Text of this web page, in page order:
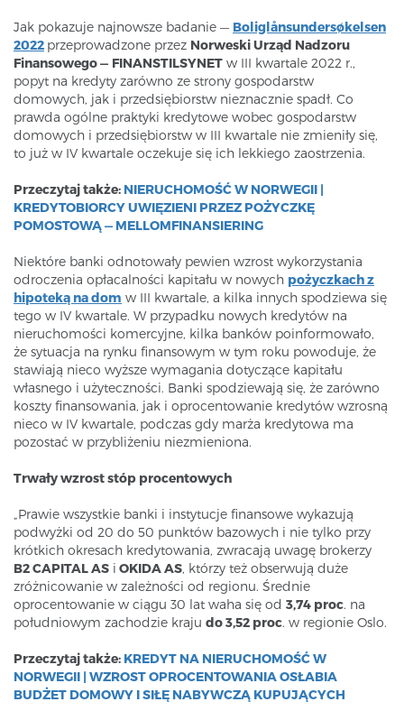
Jak pokazuje najnowsze badanie — Boliglånsundersøkelsen
2022 przeprowadzone przez Norweski Urząd Nadzoru
Finansowego — FINANSTILSYNET w III kwartale 2022 r.,
popyt na kredyty zarówno ze strony gospodarstw
domowych, jak i przedsiębiorstw nieznacznie spadł. Co
prawda ogólne praktyki kredytowe wobec gospodarstw
domowych i przedsiębiorstw w III kwartale nie zmieniły się,
to już w IV kwartale oczekuje się ich lekkiego zaostrzenia.
Przeczytaj także: NIERUCHOMOŚĆ W NORWEGII |
KREDYTOBIORCY UWIĘZIENI PRZEZ POŻYCZKĘ
POMOSTOWĄ — MELLOMFINANSIERING
Niektóre banki odnotowały pewien wzrost wykorzystania
odroczenia opłacalności kapitału w nowych pożyczkach z
hipoteką na dom w III kwartale, a kilka innych spodziewa się
tego w IV kwartale. W przypadku nowych kredytów na
nieruchomości komercyjne, kilka banków poinformowało,
że sytuacja na rynku finansowym w tym roku powoduje, że
stawiają nieco wyższe wymagania dotyczące kapitału
własnego i użyteczności. Banki spodziewają się, że zarówno
koszty finansowania, jak i oprocentowanie kredytów wzrosną
nieco w IV kwartale, podczas gdy marża kredytowa ma
pozostać w przybliżeniu niezmieniona.
Trwały wzrost stóp procentowych
„Prawie wszystkie banki i instytucje finansowe wykazują
podwyżki od 20 do 50 punktów bazowych i nie tylko przy
krótkich okresach kredytowania, zwracają uwagę brokerzy
B2 CAPITAL AS i OKIDA AS, którzy też obserwują duże
zróżnicowanie w zależności od regionu. Średnie
oprocentowanie w ciągu 30 lat waha się od 3,74 proc. na
południowym zachodzie kraju do 3,52 proc. w regionie Oslo.
Przeczytaj także: KREDYT NA NIERUCHOMOŚĆ W
NORWEGII | WZROST OPROCENTOWANIA OSŁABIA
BUDŻET DOMOWY I SIŁĘ NABYWCZĄ KUPUJĄCYCH